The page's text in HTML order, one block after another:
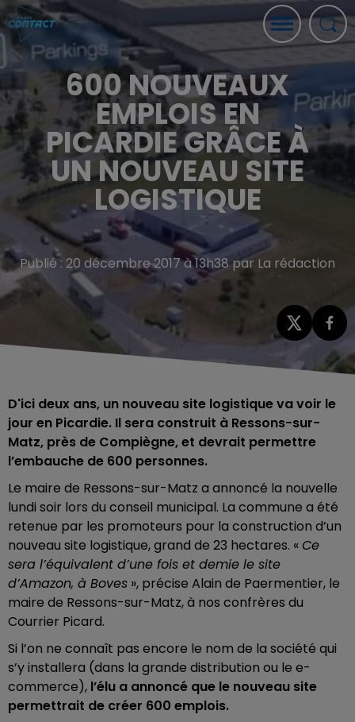
600 NOUVEAUX
EMPLOIS EN
PICARDIE GRÂCE À
UN NOUVEAU SITE
LOGISTIQUE
Publié : 20 décembre 2017 à 13h38 par La rédaction
D'ici deux ans, un nouveau site logistique va voir le
jour en Picardie. Il sera construit à Ressons-sur-
Matz, près de Compiègne, et devrait permettre
l’embauche de 600 personnes.
Le maire de Ressons-sur-Matz a annoncé la nouvelle
lundi soir lors du conseil municipal. La commune a été
retenue par les promoteurs pour la construction d’un
nouveau site logistique, grand de 23 hectares. «Ce
sera l’équivalent d’une fois et demie le site
d’Amazon, à Boves », précise Alain de Paermentier, le
maire de Ressons-sur-Matz, à nos confrères du
Courrier Picard.
Si l’on ne connaît pas encore le nom de la société qui
s’y installera (dans la grande distribution ou le e-
commerce), l’élu a annoncé que le nouveau site
permettrait de créer 600 emplois.